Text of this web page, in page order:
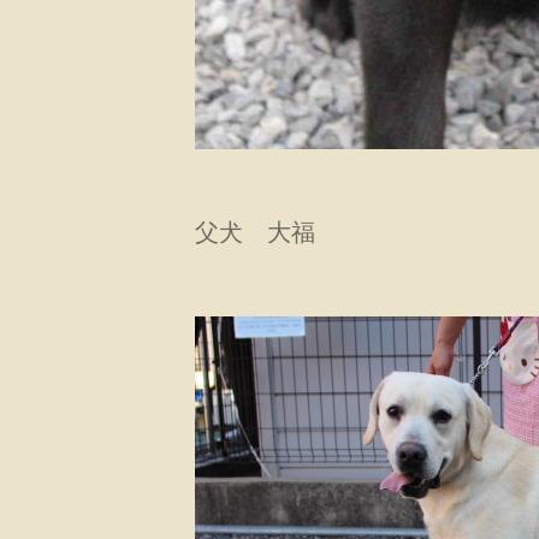
父犬 大福